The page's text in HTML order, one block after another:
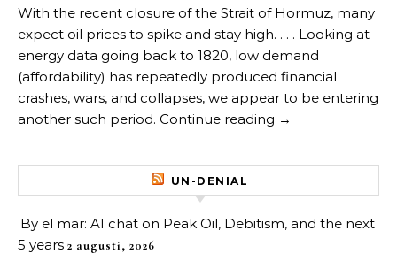
With the recent closure of the Strait of Hormuz, many
expect oil prices to spike and stay high. . . . Looking at
energy data going back to 1820, low demand
(affordability) has repeatedly produced financial
crashes, wars, and collapses, we appear to be entering
another such period. Continue reading →
UN-DENIAL
By el mar: AI chat on Peak Oil, Debitism, and the next
5 years 2 augusti, 2026